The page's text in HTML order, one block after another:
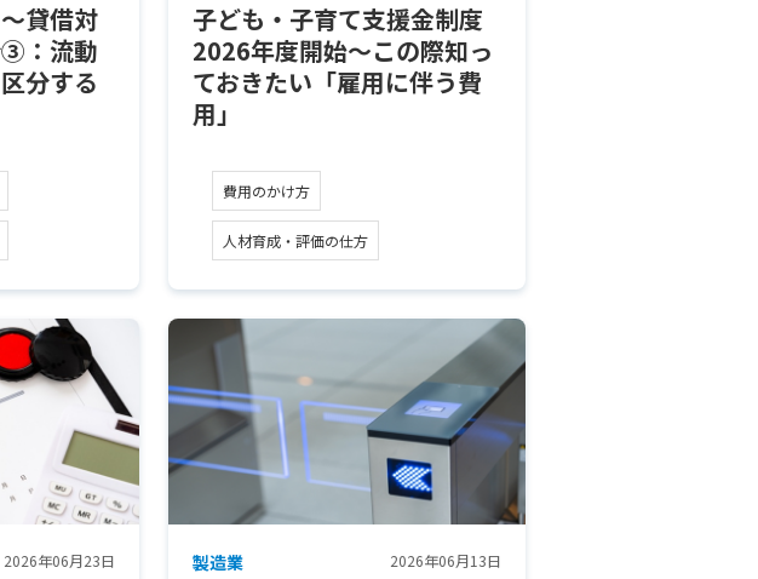
貸借対
③：流動
分する
子ども・子育て支援金制度
2026年度開始～この際知っ
ておきたい「雇用に伴う費
用」
費用のかけ方
人材育成・評価の仕方
2026年06月23日 製造業 2026年06月13日